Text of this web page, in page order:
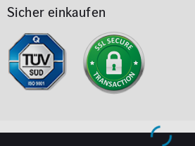
Sicher einkaufen